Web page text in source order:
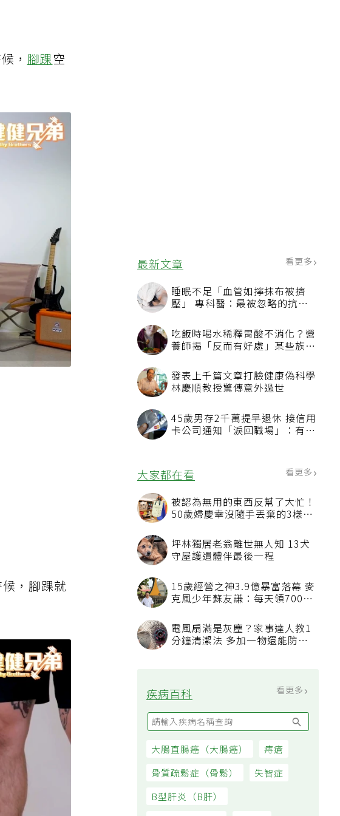
最新文章 看更多
睡眠不足「血管如擰抹布被擠
壓」 專科醫：最被忽略的抗老
吃飯時喝水稀釋胃酸不消化？營
養師揭「反而有好處」某些族群
發表上千篇文章打臉健康偽科學
林慶順教授驚傳意外過世
45歲男存2千萬提早退休 接信用
卡公司通知「淚回職場」：有錢
大家都在看
被認為無用的東西反幫了大忙！
50歲婦慶幸沒隨手丟棄的3樣物
坪林獨居老翁離世無人知 13犬
守屋護遺體伴最後一程
15歲經營之神3.9億暴富落幕 麥
克風少年蘇友謙：每天領700元
電風扇滿是灰塵？家事達人教1
疾病百科
候，腳踝空
，腳踝就